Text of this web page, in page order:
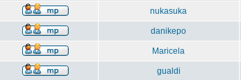
nukasuka
danikepo
Maricela
gualdi